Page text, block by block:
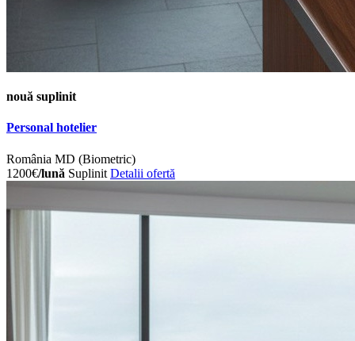
nouă suplinit
Personal hotelier
România MD (Biometric)
1200€/lună Suplinit Detalii ofertă